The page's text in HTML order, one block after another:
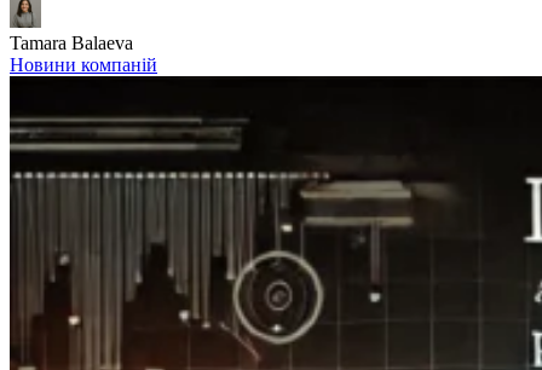
Tamara Balaeva
Новини компаній